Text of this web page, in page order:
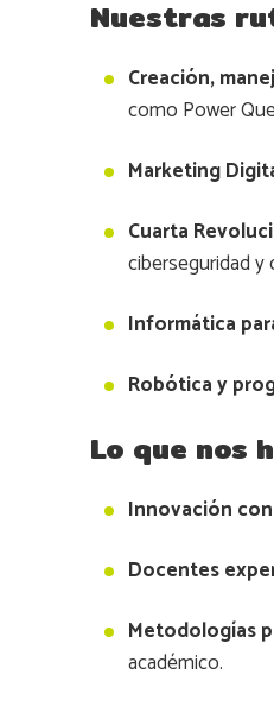
Nuestras
Creación,
como Power
Marketing
Cuarta
ciberseguridad y
Informática
Robótica y
Lo que nos
Innovación
Docentes
Metodologías
académico.